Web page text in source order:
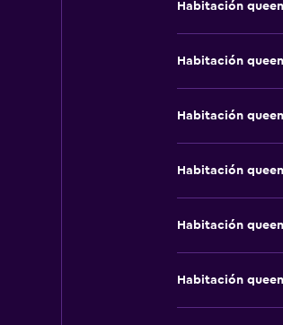
Habitación
Habitación
Habitación
Habitación
Habitación
Habitación